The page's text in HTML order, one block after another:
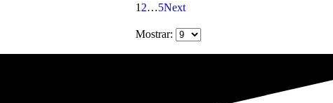
1 2…5Next
Mostrar: